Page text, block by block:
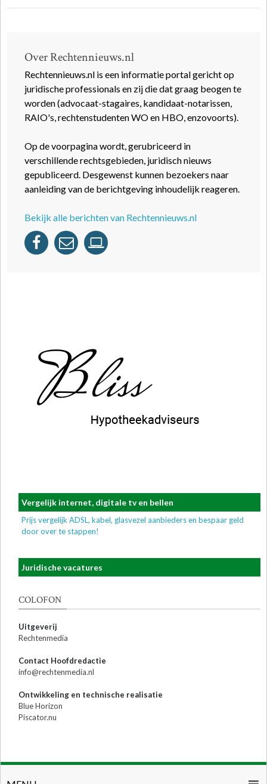
Over Rechtennieuws.nl
Rechtennieuws.nl is een informatie portal gericht op
juridische professionals en zij die dat graag beogen te
worden (advocaat-stagaires, kandidaat-notarissen,
RAIO's, rechtenstudenten WO en HBO, enzovoorts).
Op de voorpagina wordt, gerubriceerd in
verschillende rechtsgebieden, juridisch nieuws
gepubliceerd. Desgewenst kunnen bezoekers naar
aanleiding van de berichtgeving inhoudelijk reageren.
Bekijk alle berichten van Rechtennieuws.nl
Vergelijk internet, digitale tv en bellen
Prijs vergelijk ADSL, kabel, glasvezel aanbieders en bespaar geld
door over te stappen!
Juridische vacatures
COLOFON
Uitgeverij
Rechtenmedia
Contact Hoofdredactie
info@rechtenmedia.nl
Ontwikkeling en technische realisatie
Blue Horizon
Piscator.nu